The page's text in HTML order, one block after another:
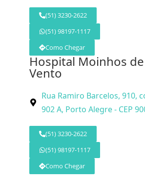
(51) 3230-2622
(51) 98197-1117
Como Chegar
Hospital Moinhos de
Vento
Rua Ramiro Barcelos, 910,
902 A, Porto Alegre - CEP
(51) 3230-2622
(51) 98197-1117
Como Chegar